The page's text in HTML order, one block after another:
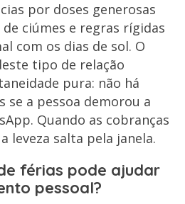
por doses generosas
de ciúmes e regras rígidas
com os dias de sol. O
tipo de relação
pura: não há
se a pessoa demorou a
Quando as cobranças
leveza salta pela janela.
férias pode ajudar
pessoal?